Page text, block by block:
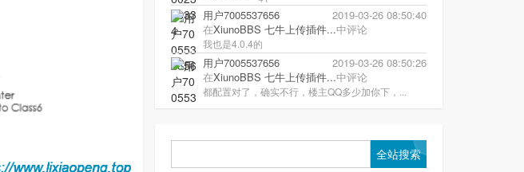
用户7005537656
2019-03-26 08:50:40
在XiunoBBS 七牛上传插件...中评论
我也是4.0.4的
用户7005537656
2019-03-26 08:50:26
在XiunoBBS 七牛上传插件...中评论
都配置对了，确实不行，楼主QQ多少加你下，...